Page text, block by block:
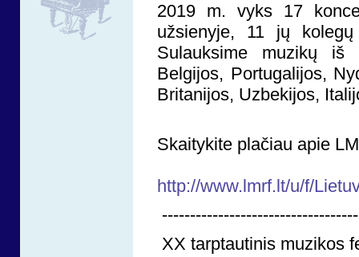
2019 m. vyks 17
užsienyje, 11 jų
Sulauksime muzikų iš
Belgijos, Portugalijos,
Britanijos, Uzbekijos,
Skaitykite plačiau apie
http://www.lmrf.lt/u/f/
XX tarptautinis muzikos